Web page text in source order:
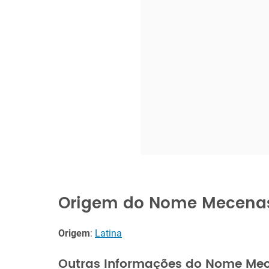
Origem do Nome
Origem: Latina
Outras Informações do Nome